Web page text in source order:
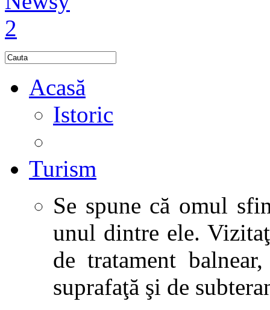
Acasă
Istoric
Turism
Se spune că omul
unul dintre ele.
de tratament
suprafaţă şi de